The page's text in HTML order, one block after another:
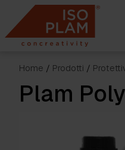
content
Home / Prodotti /
Plam